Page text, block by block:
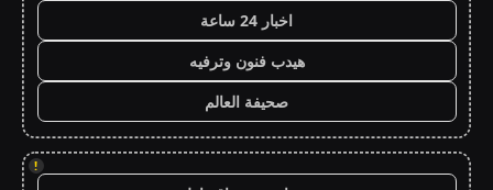
اخبار 24 ساعة
هيدب فنون وترفيه
صحيفة العالم
!